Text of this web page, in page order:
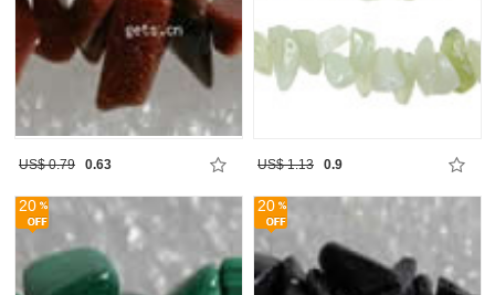
US$ 0.79 0.63 US$ 1.13 0.9
20 20